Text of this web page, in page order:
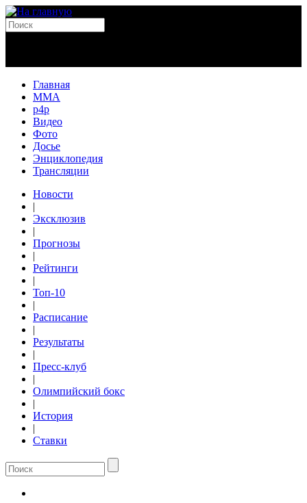
Главная
MMA
p4p
Видео
Фото
Досье
Энциклопедия
Трансляции
Новости
|
Эксклюзив
|
Прогнозы
|
Рейтинги
|
Топ-10
|
Расписание
|
Результаты
|
Пресс-клуб
|
Олимпийский бокс
|
История
|
Ставки